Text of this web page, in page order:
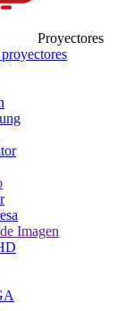
Proyectores
Imagen